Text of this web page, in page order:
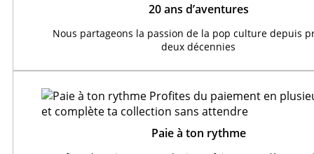
20 ans d’aventures
Nous partageons la passion de la pop culture depuis
deux décennies
Paie à ton rythme